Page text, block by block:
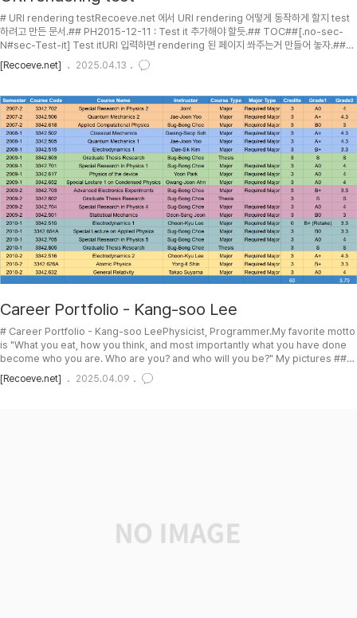
# URI rendering testRecoeve.net 에서 URI rendering 어떻게 동작하게 할지 test
하려고 만든 문서.## PH2015-12-11 : Test it 추가해야 할듯.## TOC##[.no-sec-
N#sec-Test-it] Test itURI 입력하면 rendering 된 페이지 쏴주는거 만들어 놓자.##
Instagram인스타그램은 퍼가는걸 좀 막으려고```[.lang-html]```/이런 data-reactid
를 이용하는듯? Console 엔 이게 처리된 html 이 안보이고, jQuery 로 element 를 찾으
hash function 까지 잘 짬뽕시..
[Recoeve.net] 2025.04.13
Career Portfolio - Kang-soo Lee
# Career Portfolio - Kang-soo LeePhysicist, Programmer.My favorite motto
is "What you eat, how you think, and most importantly what you have done
become who you are. Who are you? and who will you be?" My pictures ##
PH2025-02-14 : Codeit Fullstack 2nd added. Recoeve.net added. MBTI
removed.2023-05-31 : MBTI added.2017-03-21 : Update and Clean
[Recoeve.net] 2025.04.09